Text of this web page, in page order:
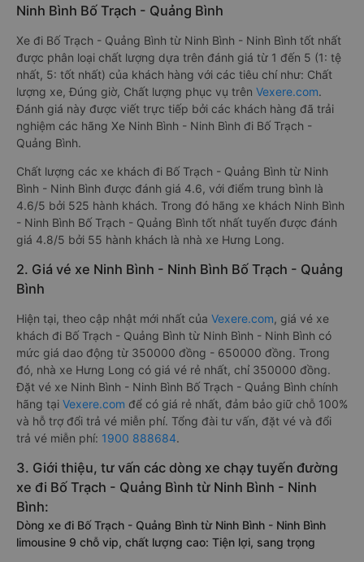
Ninh Bình Bố Trạch - Quảng Bình
Xe đi Bố Trạch - Quảng Bình từ Ninh Bình - Ninh Bình tốt nhất
được phân loại chất lượng dựa trên đánh giá từ 1 đến 5 (1: tệ
nhất, 5: tốt nhất) của khách hàng với các tiêu chí như: Chất
lượng xe, Đúng giờ, Chất lượng phục vụ trên Vexere.com.
Đánh giá này được viết trực tiếp bởi các khách hàng đã trải
nghiệm các hãng Xe Ninh Bình - Ninh Bình đi Bố Trạch -
Quảng Bình.
Chất lượng các xe khách đi Bố Trạch - Quảng Bình từ Ninh
Bình - Ninh Bình được đánh giá 4.6, với điểm trung bình là
4.6/5 bởi 525 hành khách. Trong đó hãng xe khách Ninh Bình
- Ninh Bình Bố Trạch - Quảng Bình tốt nhất tuyến được đánh
giá 4.8/5 bởi 55 hành khách là nhà xe Hưng Long.
2. Giá vé xe Ninh Bình - Ninh Bình Bố Trạch - Quảng
Bình
Hiện tại, theo cập nhật mới nhất của Vexere.com, giá vé xe
khách đi Bố Trạch - Quảng Bình từ Ninh Bình - Ninh Bình có
mức giá dao động từ 350000 đồng - 650000 đồng. Trong
đó, nhà xe Hưng Long có giá vé rẻ nhất, chỉ 350000 đồng.
Đặt vé xe Ninh Bình - Ninh Bình Bố Trạch - Quảng Bình chính
hãng tại Vexere.com để có giá rẻ nhất, đảm bảo giữ chỗ 100%
và hỗ trợ đổi trả vé miễn phí. Tổng đài tư vấn, đặt vé và đổi
trả vé miễn phí: 1900 888684.
3. Giới thiệu, tư vấn các dòng xe chạy tuyến đường
xe đi Bố Trạch - Quảng Bình từ Ninh Bình - Ninh
Bình:
Dòng xe đi Bố Trạch - Quảng Bình từ Ninh Bình - Ninh Bình
limousine 9 chỗ vip, chất lượng cao: Tiện lợi, sang trọng